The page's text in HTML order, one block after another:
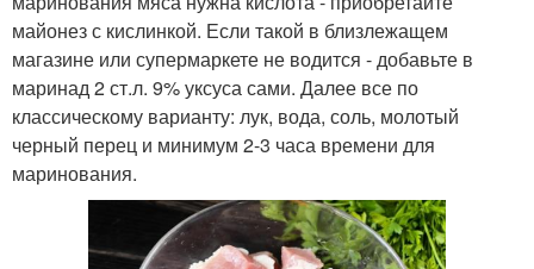
майонез с кислинкой. Если такой в близлежащем
магазине или супермаркете не водится - добавьте в
маринад 2 ст.л. 9% уксуса сами. Далее все по
классическому варианту: лук, вода, соль, молотый
черный перец и минимум 2-3 часа времени для
маринования.